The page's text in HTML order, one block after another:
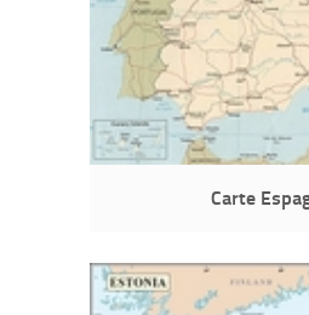
Carte